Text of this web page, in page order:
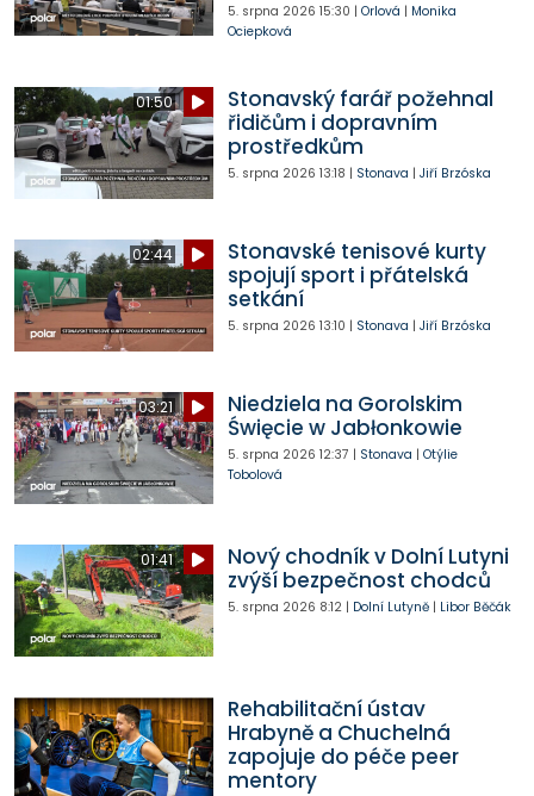
5. srpna 2026 15:30 | Orlová | Monika
Ociepková
01:50
Stonavský farář požehnal
řidičům i dopravním
prostředkům
5. srpna 2026 13:18 | Stonava | Jiří Brzóska
02:44
Stonavské tenisové kurty
spojují sport i přátelská
setkání
5. srpna 2026 13:10 | Stonava | Jiří Brzóska
03:21
Niedziela na Gorolskim
Święcie w Jabłonkowie
5. srpna 2026 12:37 | Stonava | Otýlie
Tobolová
01:41
Nový chodník v Dolní Lutyni
zvýší bezpečnost chodců
5. srpna 2026 8:12| Dolní Lutyně| Libor Běčák
Rehabilitační ústav
Hrabyně a Chuchelná
zapojuje do péče peer
mentory